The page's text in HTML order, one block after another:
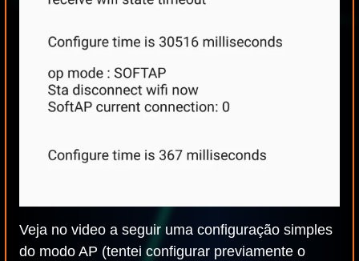
Veja no video a seguir uma configuração simples
do modo AP (tentei configurar previamente o